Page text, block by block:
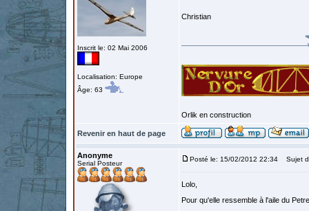
Inscrit le: 02 Mai 2006
Localisation: Europe
Âge: 63
Christian
Orlik en construction
Revenir en haut de page
Anonyme
Serial Posteur
Posté le: 15/02/2012 22:34 Sujet
Lolo,
Pour qu'elle ressemble à l'aile du